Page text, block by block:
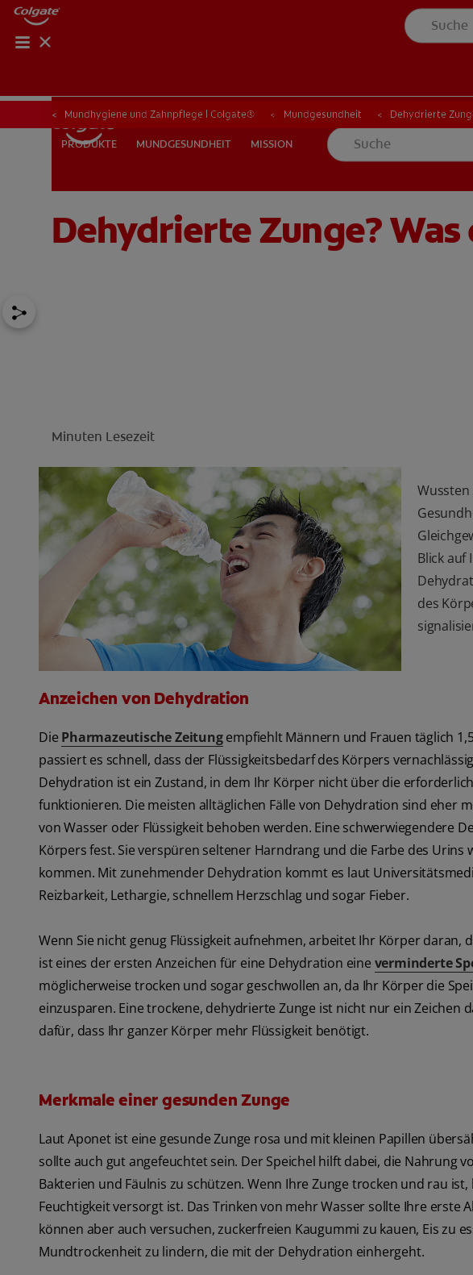
PRODUKTE MUNDGESUNDHEIT
FÜR ZAHNÄRZTINNEN/ZAHNÄRZTE COLGATE® MARKENSHOP DE (DE)
PRODUKTE MUNDGESUNDHEIT MISSION
PRODUKT-FINDER
Mundhygiene und Zahnpflege | Colgate® Mundgesundheit Dehydrierte
Dehydrierte Zunge?
Minuten Lesezeit
Wussten
Blick auf
des
Anzeichen von Dehydration
Die Pharmazeutische Zeitungempfiehlt Männern und Frauen täglich
passiert es schnell, dass der Flüssigkeitsbedarf des Körpers
Dehydration ist ein Zustand, in dem Ihr Körper nicht über die
funktionieren. Die meisten alltäglichen Fälle von Dehydration sind eher
von Wasser oder Flüssigkeit behoben werden. Eine schwerwiegendere
Körpers fest. Sie verspüren seltener Harndrang und die Farbe des
kommen. Mit zunehmender Dehydration kommt es laut
Reizbarkeit, Lethargie, schnellem Herzschlag und sogar Fieber.
Wenn Sie nicht genug Flüssigkeit aufnehmen, arbeitet Ihr Körper daran,
ist eines der ersten Anzeichen für eine Dehydration eine verminderte
möglicherweise trocken und sogar geschwollen an, da Ihr Körper die
einzusparen. Eine trockene, dehydrierte Zunge ist nicht nur ein Zeichen
dafür, dass Ihr ganzer Körper mehr Flüssigkeit benötigt.
Merkmale einer gesunden Zunge
Laut Aponet ist eine gesunde Zunge rosa und mit kleinen Papillen
sollte auch gut angefeuchtet sein. Der Speichel hilft dabei, die Nahrung
Bakterien und Fäulnis zu schützen. Wenn Ihre Zunge trocken und rau
Feuchtigkeit versorgt ist. Das Trinken von mehr Wasser sollte Ihre erste
können aber auch versuchen, zuckerfreien Kaugummi zu kauen, Eis zu
Mundtrockenheit zu lindern, die mit der Dehydration einhergeht.